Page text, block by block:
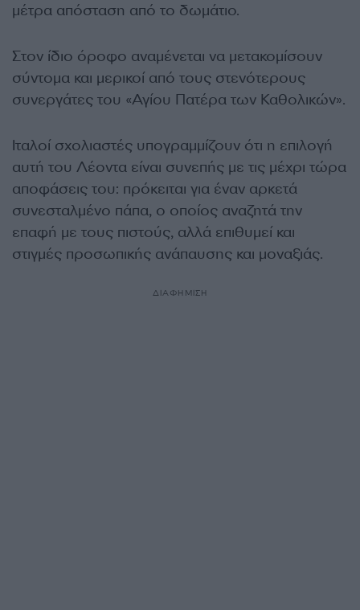
μέτρα απόσταση από το δωμάτιο.
Στον ίδιο όροφο αναμένεται να μετακομίσουν
σύντομα και μερικοί από τους στενότερους
συνεργάτες του «Αγίου Πατέρα των Καθολικών».
Ιταλοί σχολιαστές υπογραμμίζουν ότι η επιλογή
αυτή του Λέοντα είναι συνεπής με τις μέχρι τώρα
αποφάσεις του: πρόκειται για έναν αρκετά
συνεσταλμένο πάπα, ο οποίος αναζητά την
επαφή με τους πιστούς, αλλά επιθυμεί και
στιγμές προσωπικής ανάπαυσης και μοναξιάς.
ΔΙΑΦΗΜΙΣΗ